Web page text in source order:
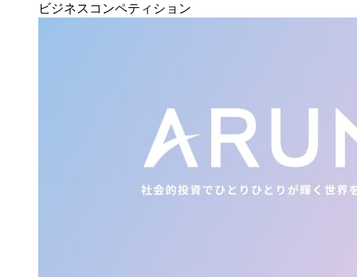
ビジネスコンペティション